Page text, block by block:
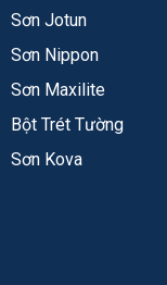
Sơn Jotun
Sơn Nippon
Sơn Maxilite
Bột Trét Tường
Sơn Kova